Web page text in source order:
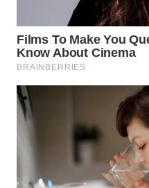
WAHANA
NEWS
WAHANA